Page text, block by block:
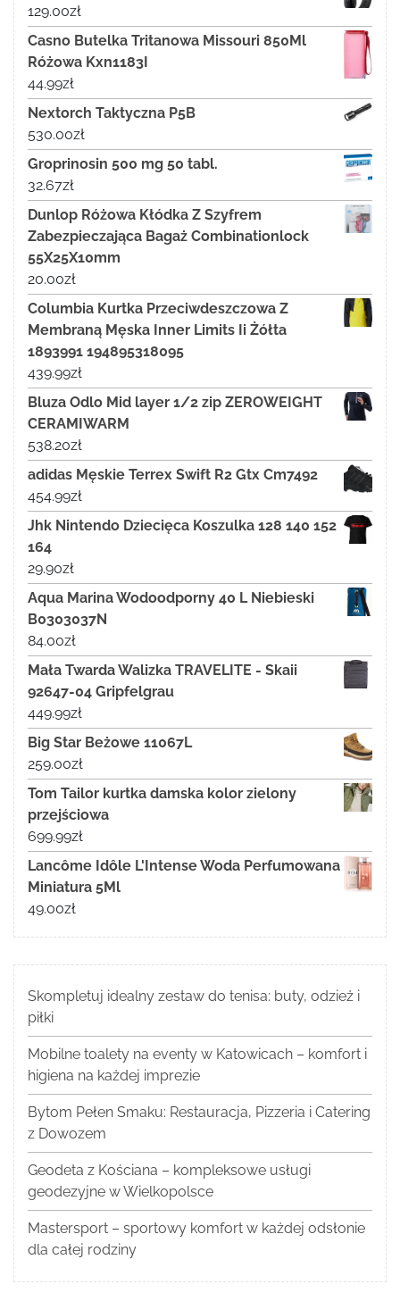
129.00zł
Casno Butelka Tritanowa Missouri 850Ml
Różowa Kxn1183I
44.99zł
Nextorch Taktyczna P5B
530.00zł
Groprinosin 500 mg 50 tabl.
32.67zł
Dunlop Różowa Kłódka Z Szyfrem
Zabezpieczająca Bagaż Combinationlock
55X25X10mm
20.00zł
Columbia Kurtka Przeciwdeszczowa Z
Membraną Męska Inner Limits Ii Żółta
1893991 194895318095
439.99zł
Bluza Odlo Mid layer 1/2 zip ZEROWEIGHT
CERAMIWARM
538.20zł
adidas Męskie Terrex Swift R2 Gtx Cm7492
454.99zł
Jhk Nintendo Dziecięca Koszulka 128 140 152
164
29.90zł
Aqua Marina Wodoodporny 40 L Niebieski
B0303037N
84.00zł
Mała Twarda Walizka TRAVELITE - Skaii
92647-04 Gripfelgrau
449.99zł
Big Star Beżowe 11067L
259.00zł
Tom Tailor kurtka damska kolor zielony
przejściowa
699.99zł
Lancôme Idôle L'Intense Woda Perfumowana
Miniatura 5Ml
49.00zł
Skompletuj idealny zestaw do tenisa: buty, odzież i
piłki
Mobilne toalety na eventy w Katowicach – komfort i
higiena na każdej imprezie
Bytom Pełen Smaku: Restauracja, Pizzeria i Catering
z Dowozem
Geodeta z Kościana – kompleksowe usługi
geodezyjne w Wielkopolsce
Mastersport – sportowy komfort w każdej odsłonie
dla całej rodziny